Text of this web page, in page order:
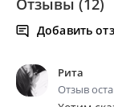
Отзывы (12)
Добавить
Рита
Отзыв